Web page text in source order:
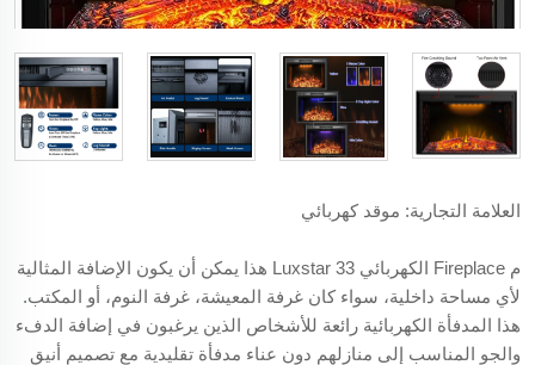
العلامة التجارية: موقد كهربائي
م Fireplace الكهربائي Luxstar 33 هذا يمكن أن يكون الإضافة المثالية
لأي مساحة داخلية، سواء كان غرفة المعيشة، غرفة النوم، أو المكتب.
هذا المدفأة الكهربائية رائعة للأشخاص الذين يرغبون في إضافة الدفء
والجو المناسب إلى منازلهم دون عناء مدفأة تقليدية مع تصميم أنيق